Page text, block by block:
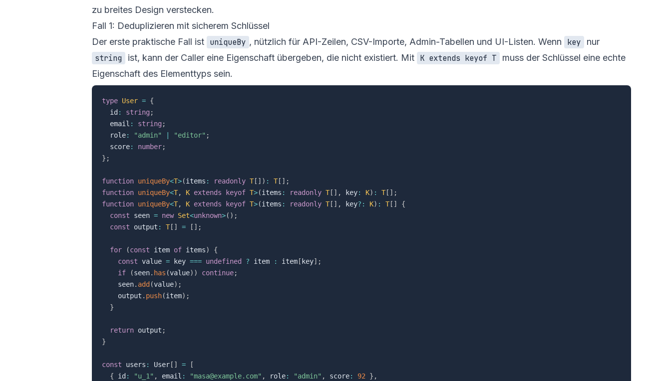
zu breites Design verstecken.
Fall 1: Deduplizieren mit sicherem Schlüssel
Der erste praktische Fall ist uniqueBy , nützlich für API-Zeilen, CSV-Importe, Admin-Tabellen und UI-Listen. Wenn key
nur
string
ist, kann der Caller eine Eigenschaft übergeben, die nicht existiert. Mit K extends keyof T
muss der Schlüssel eine echte
Eigenschaft des Elementtyps sein.
type User = {
  id
: string ;
  email
: string ;
  role
: "admin" "editor" ;
  score
: number;
} ;
function uniqueBy<T>(items : readonly T[ ] ) : T[ ] ;
function uniqueBy<T, K extends keyof T>(items : readonly T[ ] , key: K) : T[ ] ;
function uniqueBy<T, K extends keyof T>(items : readonly T[ ] , key? : K) : T[ ]
{
const seen = new Set<unknown>( ) ;
const output : T[ ] = [ ] ;
for (const item of items)
{
const value = key === undefined ? item : item [ key] ;
if
(seen. has (value) ) continue;
    seen
. add (value) ;
    output
. push(item) ;
}
return output ;
}
const users : User [ ] =
[
{ id : "u_1" , email : "masa@example.com" , role: "admin" , score: 92 } ,